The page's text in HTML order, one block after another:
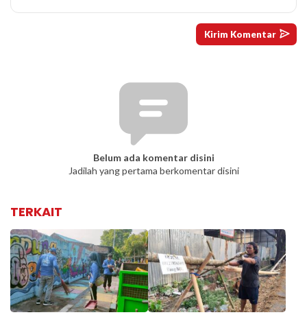
Belum ada komentar disini
Jadilah yang pertama berkomentar disini
TERKAIT